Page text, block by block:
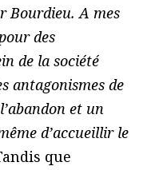
Bourdieu. A mes
des
de la société
antagonismes de
et un
d’accueillir le
que